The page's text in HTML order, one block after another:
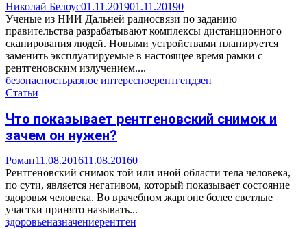
Николай Белоус01.11.201901.11.20190
Ученые из НИИ Дальней радиосвязи по заданию
правительства разрабатывают комплексы дистанционного
сканирования людей. Новыми устройствами планируется
заменить эксплуатируемые в настоящее время рамки с
рентгеновским излучением....
безопасностьразное интересноерентгендзен
Статьи
Что показывает рентгеновский снимок и
зачем он нужен?
Роман11.08.201611.08.20160
Рентгеновский снимок той или иной области тела человека,
по сути, является негативом, который показывает состояние
здоровья человека. Во врачебном жаргоне более светлые
участки принято называть...
здоровьеназначениерентген